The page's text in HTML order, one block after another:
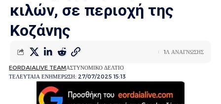
κιλών, σε περιοχή της
Κοζάνης
ΤΕΛΕΥΤΑΙΑ ΕΝΗΜΕΡΩΣΗ: 27/07/2025 15:13
EORDAIALIVE TEAMΑΣΤΥΝΟΜΙΚΟ ΔΕΛΤΙΟ
1Λ ΑΝΑΓΝΩΣΗΣ